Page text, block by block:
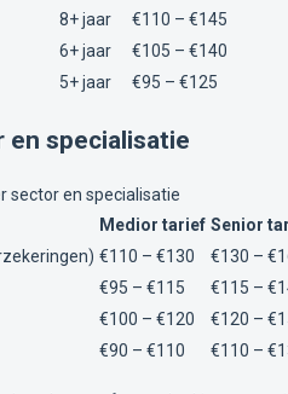
8+ jaar
€110 – €145
6+ jaar
€105 – €140
5+ jaar €95 – €125
specialisatie
sector en specialisatie
Medior tarief Senior
€110 – €130
€130 –
€95 – €115
€115 –
€100 – €120
€120 –
€90 – €110 €110 –